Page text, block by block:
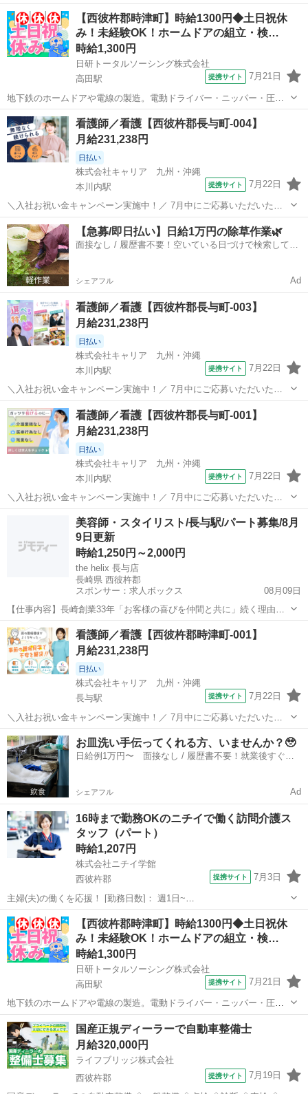
へ、入社お祝い金5万円を支給！ 詳細な条件や支給時期については、
担当よりお電話にてご案内いたします。 ーーーーー 病院・クリニッ
ク・介護施設など、 さまざま...
長崎 西彼杵郡 本川内駅 看護師
【西彼杵郡時津町】時給1300円◆土日祝休
み！未経験OK！ホームドアの組立・検…
時給1,300円
日研トータルソーシング株式会社
高田駅
提携サイト 7月21日
地下鉄のホームドアや電線の製造。電動ドライバー・ニッパー・圧着
工具などを使用した組立、検査、その他付随する作業。 派遣社員 社会
保険完備、有給休暇制度有、通勤交通費支給、車通勤可、制服貸与 ※
勤務先による 経験不問 ...
長崎 西彼杵郡 高田駅 工場
看護師／看護【西彼杵郡長与町-004】
月給231,238円
日払い
株式会社キャリア 九州・沖縄
本川内駅
提携サイト 7月22日
＼入社お祝い金キャンペーン実施中！／ 7月中にご応募いただいた方
へ、入社お祝い金5万円を支給！ 詳細な条件や支給時期については、
担当よりお電話にてご案内いたします。 ーーーーー 病院・クリニッ
ク・介護施設など、 さまざま...
長崎 西彼杵郡 本川内駅 看護師
【急募/即日払い】日給1万円の除草作業🌿
面接なし / 履歴書不要！空いている日づけで検索して即
シェアフル Ad
看護師／看護【西彼杵郡長与町-003】
月給231,238円
日払い
株式会社キャリア 九州・沖縄
本川内駅
提携サイト 7月22日
＼入社お祝い金キャンペーン実施中！／ 7月中にご応募いただいた方
へ、入社お祝い金5万円を支給！ 詳細な条件や支給時期については、
担当よりお電話にてご案内いたします。 ーーーーー 病院・クリニッ
ク・介護施設など、 さまざま...
長崎 西彼杵郡 本川内駅 看護師
看護師／看護【西彼杵郡長与町-001】
月給231,238円
日払い
株式会社キャリア 九州・沖縄
本川内駅
提携サイト 7月22日
＼入社お祝い金キャンペーン実施中！／ 7月中にご応募いただいた方
へ、入社お祝い金5万円を支給！ 詳細な条件や支給時期については、
担当よりお電話にてご案内いたします。 ーーーーー 病院・クリニッ
ク・介護施設など、 さまざま...
西彼杵郡 本川内駅 看護師
美容師・スタイリスト/長与駅/パート募集/8月
9日更新
時給1,250円～2,000円
the helix 長与店
長崎県 西彼杵郡
スポンサー：求人ボックス
08月09日
【仕事内容】長崎創業33年「お客様の喜びを仲間と共に」続く理由が
ある。今、美容師を楽しもう! <募集職種> 美容師 <仕事内容> お客様
のご要望に合わせたカット、カラー、パーマの施術。 マツエク、ワッ
クス脱毛もヘッドスパは社内外で...
アルバイト・パート
看護師／看護【西彼杵郡時津町-001】
月給231,238円
日払い
株式会社キャリア 九州・沖縄
長与駅
提携サイト 7月22日
＼入社お祝い金キャンペーン実施中！／ 7月中にご応募いただいた方
へ、入社お祝い金5万円を支給！ 詳細な条件や支給時期については、
担当よりお電話にてご案内いたします。 ーーーーー 病院・クリニッ
ク・介護施設など、 さまざま...
長崎 西彼杵郡 長与駅
お皿洗い手伝ってくれる方、いませんか？🥹
日給例1万円〜 面接なし / 履歴書不要！就業後すぐに
シェアフル Ad
16時まで勤務OKのニチイで働く訪問介護ス
タッフ（パート）
時給1,207円
株式会社ニチイ学館
西彼杵郡
提携サイト 7月3日
主婦(夫)の働くを応援！ [勤務日数]： 週1日~
10:00~16:00/09:00~15:00/08:00~12:00/09:00~17:00/10:00~18:00 月/
火/水/木/金/土/日 などから選べます [...
長崎 西彼杵郡 ケアマネージャー
【西彼杵郡時津町】時給1300円◆土日祝休
み！未経験OK！ホームドアの組立・検…
時給1,300円
日研トータルソーシング株式会社
高田駅
提携サイト 7月21日
地下鉄のホームドアや電線の製造。電動ドライバー・ニッパー・圧着
工具などを使用した組立、検査、その他付随する作業。 派遣社員 社会
保険完備、有給休暇制度有、通勤交通費支給、車通勤可、制服貸与 ※
勤務先による 経験不問 ...
長崎 西彼杵郡 高田駅
国産正規ディーラーで自動車整備士
月給320,000円
ライフブリッジ株式会社
西彼杵郡
提携サイト 7月19日